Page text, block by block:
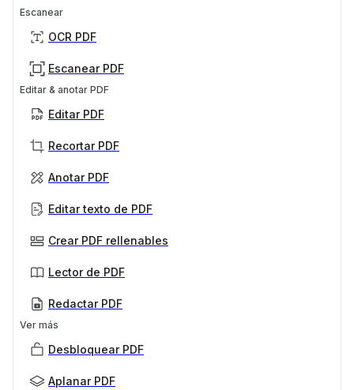
Escanear
OCR PDF
Escanear PDF
Editar & anotar PDF
Editar PDF
Recortar PDF
Anotar PDF
Editar texto de PDF
Crear PDF rellenables
Lector de PDF
Redactar PDF
Ver más
Desbloquear PDF
Aplanar PDF